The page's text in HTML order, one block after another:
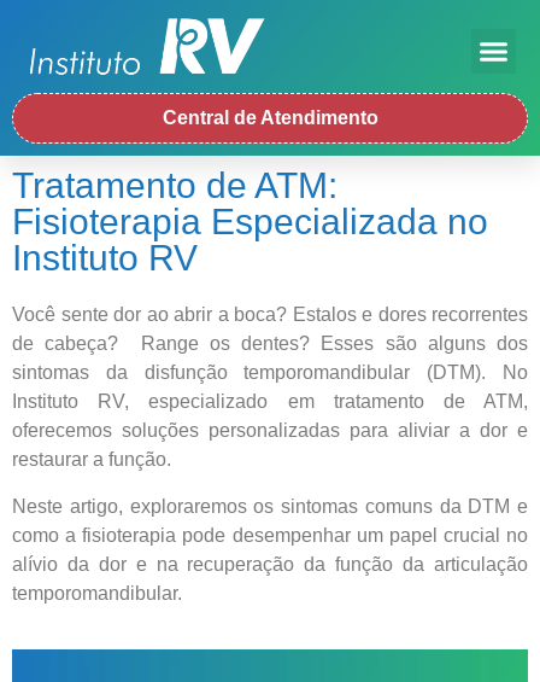
Central de Atendimento
Tratamento de ATM:
Fisioterapia Especializada no
Instituto RV
Você sente dor ao abrir a boca? Estalos e dores recorrentes
de cabeça? Range os dentes? Esses são alguns dos
sintomas da disfunção temporomandibular (DTM). No
Instituto RV, especializado em tratamento de ATM,
oferecemos soluções personalizadas para aliviar a dor e
restaurar a função.
Neste artigo, exploraremos os sintomas comuns da DTM e
como a fisioterapia pode desempenhar um papel crucial no
alívio da dor e na recuperação da função da articulação
temporomandibular.